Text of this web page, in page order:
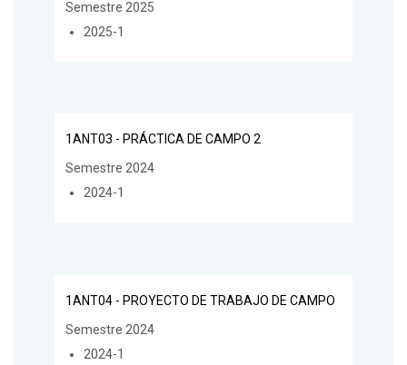
Semestre 2025
2025-1
1ANT03 - PRÁCTICA DE CAMPO 2
Semestre 2024
2024-1
1ANT04 - PROYECTO DE TRABAJO DE CAMPO
Semestre 2024
2024-1